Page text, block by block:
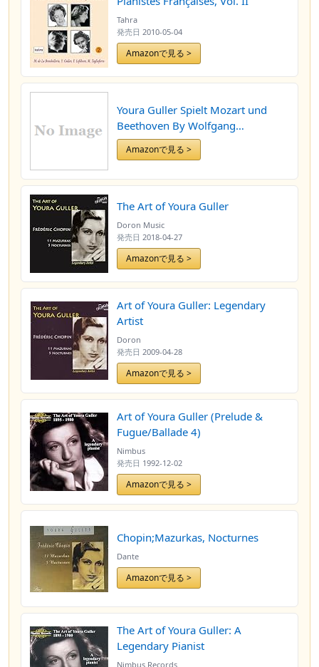
Tahra
発売日 2010-05-04
Amazonで見る >
Youra Guller Spielt Mozart und
Beethoven By Wolfgang
Amadeus/Beethoven, Ludwig Van
Mozart (Composer) (0001-01-01)
Amazonで見る >
The Art of Youra Guller
Doron Music
発売日 2018-04-27
Amazonで見る >
Art of Youra Guller: Legendary
Artist
Doron
発売日 2009-04-28
Amazonで見る >
Art of Youra Guller (Prelude &
Fugue/Ballade 4)
Nimbus
発売日 1992-12-02
Amazonで見る >
Chopin;Mazurkas, Nocturnes
Dante
Amazonで見る >
The Art of Youra Guller: A
Legendary Pianist
Nimbus Records